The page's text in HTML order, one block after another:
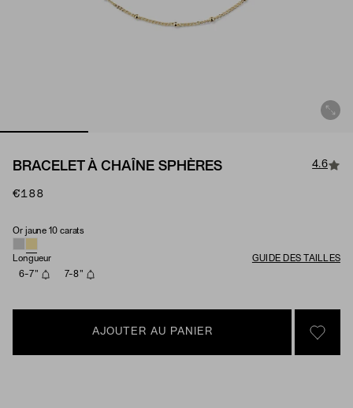
BRACELET À CHAÎNE SPHÈRES 4.6
€188
Matériau
Or jaune 10 carats
Longueur
GUIDE DES TAILLES
6-7"
7-8"
AJOUTER AU PANIER
SIGN